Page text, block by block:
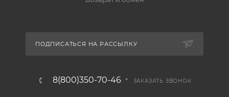
ПОДПИСАТЬСЯ НА РАССЫЛКУ
8(800)350-70-46 ЗАКАЗАТЬ ЗВОНОК